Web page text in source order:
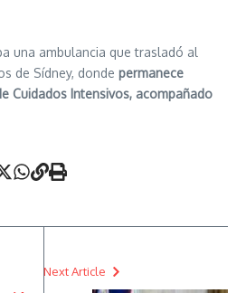
una ambulancia que trasladó al
de Sídney, donde permanece
Cuidados Intensivos, acompañado
Next Article